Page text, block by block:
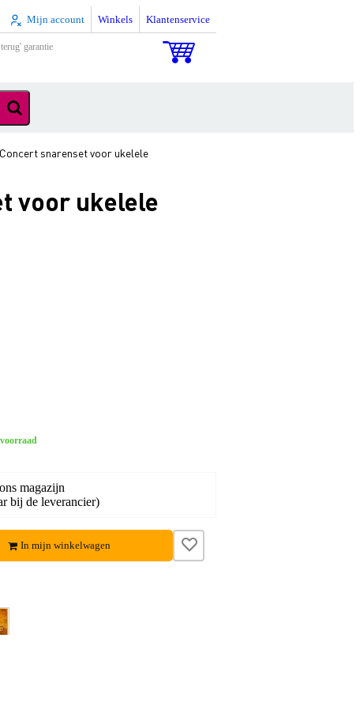
Mijn account Winkels Klantenservice
garantie
snarenset voor ukelele
voor ukelele
magazijn
bij de leverancier)
In mijn winkelwagen